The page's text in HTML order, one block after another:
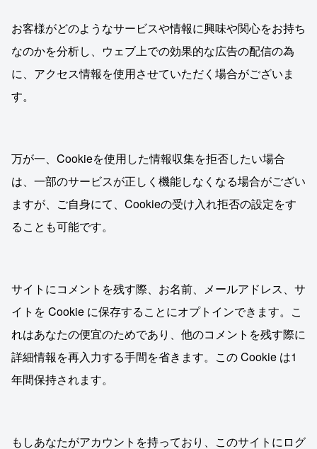
お客様がどのようなサービスや情報に興味や関心をお持ち
なのかを分析し、ウェブ上での効果的な広告の配信の為
に、アクセス情報を使用させていただく場合がございま
す。
万が一、Cookieを使用した情報収集を拒否したい場合
は、一部のサービスが正しく機能しなくなる場合がござい
ますが、ご自身にて、Cookieの受け入れ拒否の設定をす
ることも可能です。
サイトにコメントを残す際、お名前、メールアドレス、サ
イトを Cookie に保存することにオプトインできます。こ
れはあなたの便宜のためであり、他のコメントを残す際に
詳細情報を再入力する手間を省きます。この Cookie は1
年間保持されます。
もしあなたがアカウントを持っており、このサイトにログ